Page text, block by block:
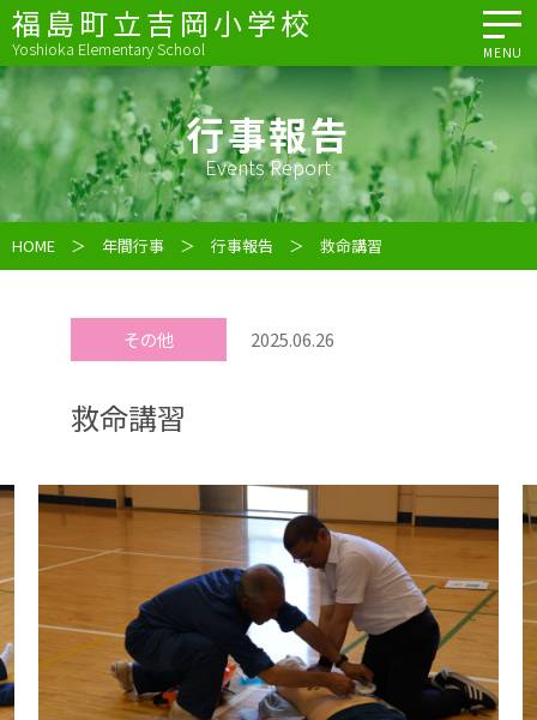
福島町立吉岡小学校
Yoshioka Elementary School MENU
行事報告
Events Report
HOME ＞ 年間行事 ＞ 行事報告 ＞ 救命講習
その他 2025.06.26
救命講習